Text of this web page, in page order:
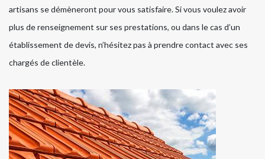
artisans se démèneront pour vous satisfaire. Si vous voulez avoir
plus de renseignement sur ses prestations, ou dans le cas d’un
établissement de devis, n’hésitez pas à prendre contact avec ses
chargés de clientèle.